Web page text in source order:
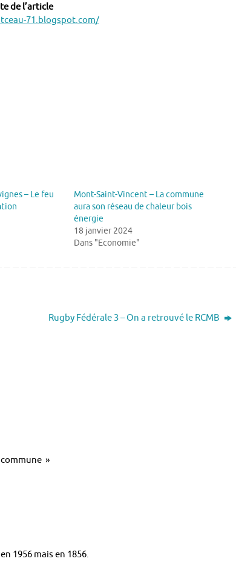
de l’article
71.blogspot.com/
– Le feu
Mont-Saint-Vincent – La commune
aura son réseau de chaleur bois
énergie
18 janvier 2024
Dans "Economie"
Rugby Fédérale 3 – On a retrouvé le RCMB
»
1956 mais en 1856.